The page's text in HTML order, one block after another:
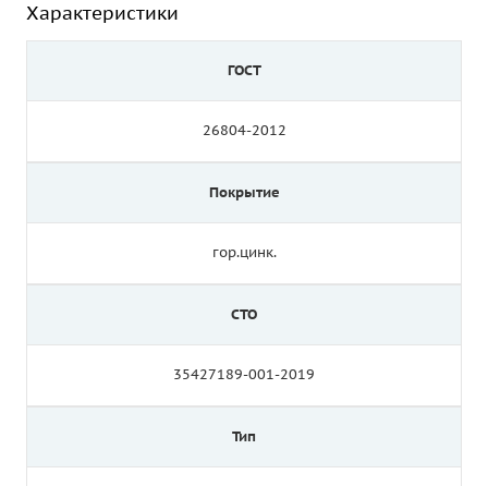
Характеристики
ГОСТ
26804-2012
Покрытие
гор.цинк.
СТО
35427189-001-2019
Тип